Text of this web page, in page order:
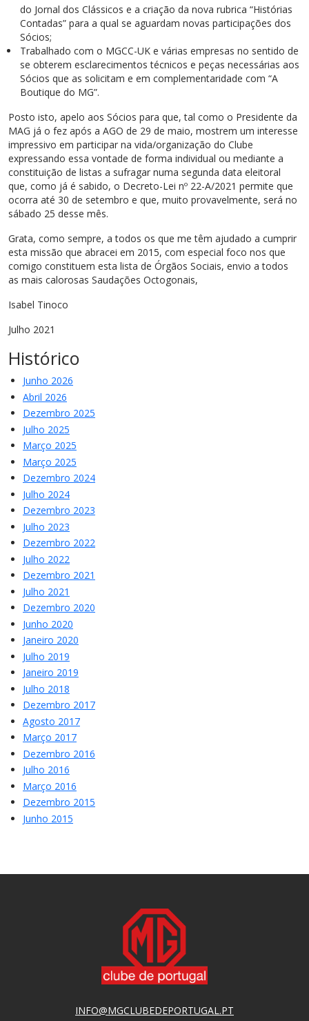
do Jornal dos Clássicos e a criação da nova rubrica “Histórias
Contadas” para a qual se aguardam novas participações dos
Sócios;
Trabalhado com o MGCC-UK e várias empresas no sentido de
se obterem esclarecimentos técnicos e peças necessárias aos
Sócios que as solicitam e em complementaridade com “A
Boutique do MG”.
Posto isto, apelo aos Sócios para que, tal como o Presidente da
MAG já o fez após a AGO de 29 de maio, mostrem um interesse
impressivo em participar na vida/organização do Clube
expressando essa vontade de forma individual ou mediante a
constituição de listas a sufragar numa segunda data eleitoral
que, como já é sabido, o Decreto-Lei nº 22-A/2021 permite que
ocorra até 30 de setembro e que, muito provavelmente, será no
sábado 25 desse mês.
Grata, como sempre, a todos os que me têm ajudado a cumprir
esta missão que abracei em 2015, com especial foco nos que
comigo constituem esta lista de Órgãos Sociais, envio a todos
as mais calorosas Saudações Octogonais,
Isabel Tinoco
Julho 2021
Histórico
Junho 2026
Abril 2026
Dezembro 2025
Julho 2025
Março 2025
Março 2025
Dezembro 2024
Julho 2024
Dezembro 2023
Julho 2023
Dezembro 2022
Julho 2022
Dezembro 2021
Julho 2021
Dezembro 2020
Junho 2020
Janeiro 2020
Julho 2019
Janeiro 2019
Julho 2018
Dezembro 2017
Agosto 2017
Março 2017
Dezembro 2016
Julho 2016
Março 2016
Dezembro 2015
Junho 2015
INFO@MGCLUBEDEPORTUGAL.PT